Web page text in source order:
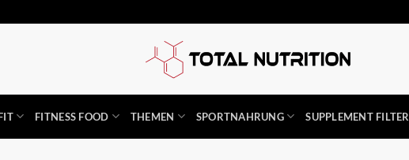
FITNESS FOOD THEMEN SPORTNAHRUNG SUPPLEMENT FILTER